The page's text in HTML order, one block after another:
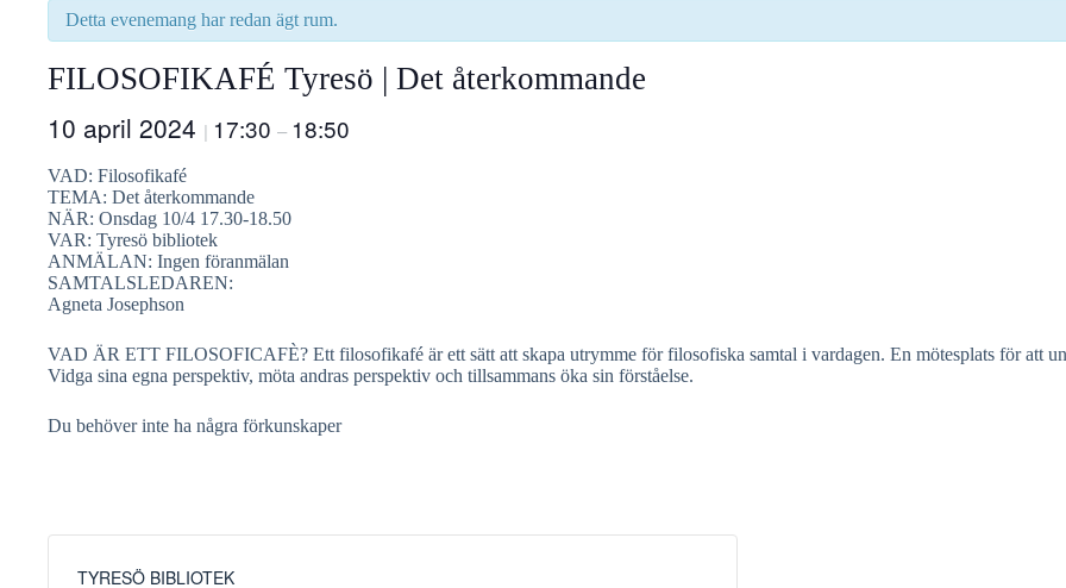
Detta evenemang har redan ägt rum.
FILOSOFIKAFÉ Tyresö | Det återkommande
10 april 2024 | 17:30 – 18:50
VAD: Filosofikafé
TEMA: Det återkommande
NÄR: Onsdag 10/4 17.30-18.50
VAR: Tyresö bibliotek
ANMÄLAN: Ingen föranmälan
SAMTALSLEDAREN:
Agneta Josephson
VAD ÄR ETT FILOSOFICAFÈ? Ett filosofikafé är ett sätt att skapa utrymme för filosofiska samtal i vardagen. En mötesplats för att
Vidga sina egna perspektiv, möta andras perspektiv och tillsammans öka sin förståelse.
Du behöver inte ha några förkunskaper
TYRESÖ BIBLIOTEK